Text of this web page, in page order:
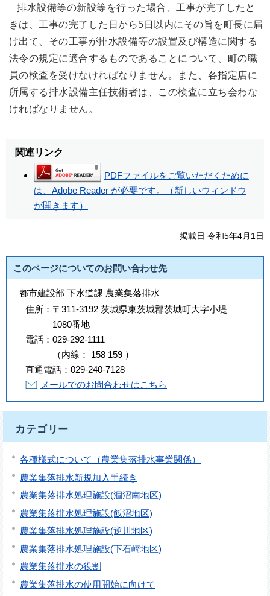
排水設備等の新設等を行った場合、工事が完了したと
きは、工事の完了した日から5日以内にその旨を町長に届
け出て、その工事が排水設備等の設置及び構造に関する
法令の規定に適合するものであることについて、町の職
員の検査を受けなければなりません。また、各指定店に
所属する排水設備主任技術者は、この検査に立ち会わな
ければなりません。
関連リンク
PDFファイルをご覧いただくために
は、Adobe Reader が必要です。（新しいウィンドウ
が開きます）
掲載日 令和5年4月1日
このページについてのお問い合わせ先
都市建設部 下水道課 農業集落排水
住所： 〒311-3192 茨城県東茨城郡茨城町大字小堤
1080番地
電話： 029-292-1111
（内線 ： 158 159 ）
直通電話： 029-240-7128
メールでのお問合わせはこちら
カテゴリー
各種様式について（農業集落排水事業関係）
農業集落排水新規加入手続き
農業集落排水処理施設(涸沼南地区)
農業集落排水処理施設(飯沼地区)
農業集落排水処理施設(逆川地区)
農業集落排水処理施設(下石崎地区)
農業集落排水の役割
農業集落排水の使用開始に向けて